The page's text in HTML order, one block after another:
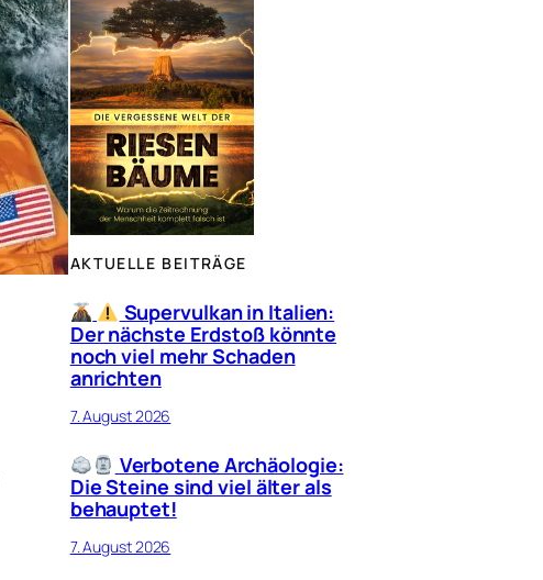
AKTUELLE BEITRÄGE
Supervulkan in Italien:
Der nächste Erdstoß könnte
noch viel mehr Schaden
anrichten
7. August 2026
Verbotene Archäologie:
Die Steine sind viel älter als
behauptet!
7. August 2026